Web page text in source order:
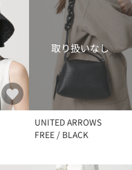
取り扱いなし
UNITED ARROWS
FREE / BLACK